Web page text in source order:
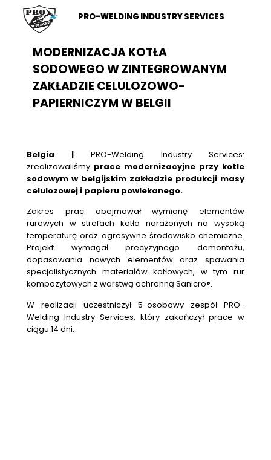
PRO-WELDING INDUSTRY SERVICES
MODERNIZACJA KOTŁA
SODOWEGO W ZINTEGROWANYM
ZAKŁADZIE CELULOZOWO-
PAPIERNICZYM W BELGII
Belgia | PRO-Welding Industry Services:
zrealizowaliśmy prace modernizacyjne przy kotle
sodowym w belgijskim zakładzie produkcji masy
celulozowej i papieru powlekanego.
Zakres prac obejmował wymianę elementów
rurowych w strefach kotła narażonych na wysoką
temperaturę oraz agresywne środowisko chemiczne.
Projekt wymagał precyzyjnego demontażu,
dopasowania nowych elementów oraz spawania
specjalistycznych materiałów kotłowych, w tym rur
kompozytowych z warstwą ochronną Sanicro®.
W realizacji uczestniczył 5-osobowy zespół PRO-
Welding Industry Services, który zakończył prace w
ciągu 14 dni.